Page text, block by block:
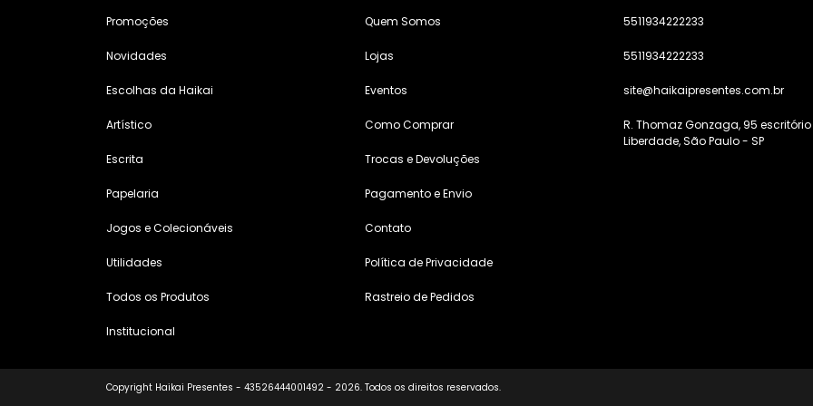
Promoções
Novidades
Escolhas da Haikai
Artístico
Escrita
Papelaria
Jogos e Colecionáveis
Utilidades
Todos os Produtos
Institucional
Quem Somos
Lojas
Eventos
Como Comprar
Trocas e Devoluções
Pagamento e Envio
Contato
Política de Privacidade
Rastreio de Pedidos
5511934222233
5511934222233
site@haikaipresentes.com.br
R. Thomaz Gonzaga, 95
Liberdade, São Paulo - SP
Copyright Haikai Presentes - 43526444001492 - 2026. Todos os direitos reservados.